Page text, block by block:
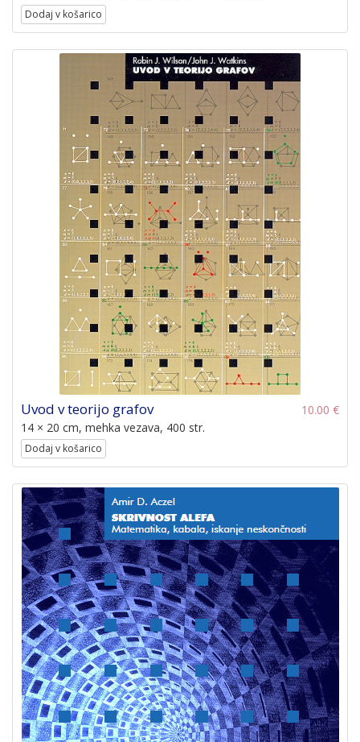
Dodaj v košarico
Uvod v teorijo grafov
10.00 €
14 × 20 cm, mehka vezava, 400 str.
Dodaj v košarico